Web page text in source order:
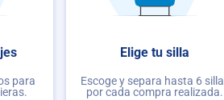
para
Elige tu silla
Escoge y separa hasta 6
por cada compra realizada.